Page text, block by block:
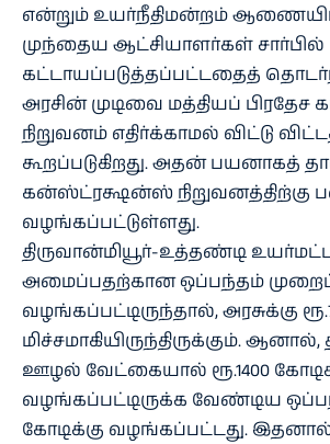
என்றும் உயர்நீதிமன்றம்
முந்தைய ஆட்சியாளர்கள் சார்பில்
கட்டாயப்படுத்தப்பட்டதைத்
அரசின் முடிவை மத்தியப் பிரதேச
நிறுவனம் எதிர்க்காமல் விட்டு
கூறப்படுகிறது. அதன் பயனாகத்
கன்ஸ்ட்ரக்ஷன்ஸ்
வழங்கப்பட்டுள்ளது.
திருவான்மியூர்-உத்தண்டி
அமைப்பதற்கான ஒப்பந்தம்
வழங்கப்பட்டிருந்தால், அரசுக்கு
மிச்சமாகியிருந்திருக்கும். ஆனால்,
ஊழல் வேட்கையால் ரூ.1400
வழங்கப்பட்டிருக்க வேண்டிய
கோடிக்கு வழங்கப்பட்டது.